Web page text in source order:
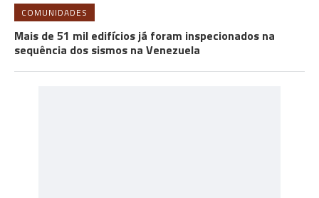
COMUNIDADES
Mais de 51 mil edifícios já foram inspecionados na
sequência dos sismos na Venezuela